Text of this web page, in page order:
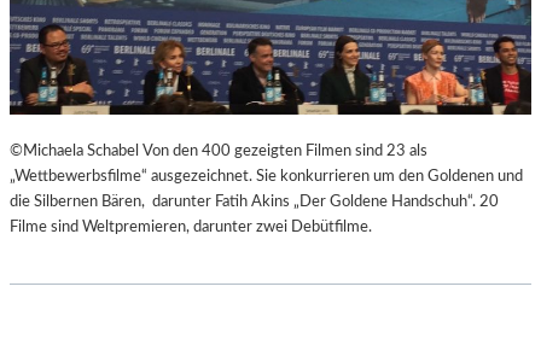
©Michaela Schabel Von den 400 gezeigten Filmen sind 23 als
„Wettbewerbsfilme“ ausgezeichnet. Sie konkurrieren um den Goldenen und
die Silbernen Bären, darunter Fatih Akins „Der Goldene Handschuh“. 20
Filme sind Weltpremieren, darunter zwei Debütfilme.